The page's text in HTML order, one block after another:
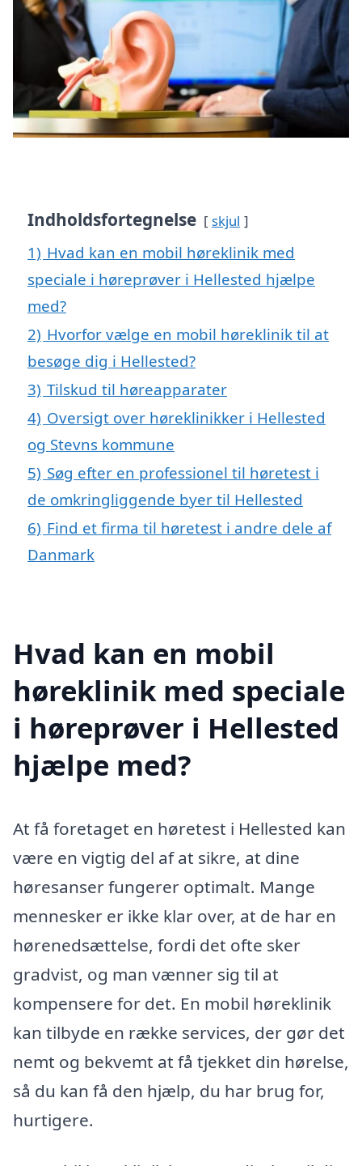
Indholdsfortegnelse skjul
1) Hvad kan en mobil høreklinik med
speciale i høreprøver i Hellested hjælpe
med?
2) Hvorfor vælge en mobil høreklinik til at
besøge dig i Hellested?
3) Tilskud til høreapparater
4) Oversigt over høreklinikker i Hellested
og Stevns kommune
5) Søg efter en professionel til høretest i
de omkringliggende byer til Hellested
6) Find et firma til høretest i andre dele af
Danmark
Hvad kan en mobil
høreklinik med speciale
i høreprøver i Hellested
hjælpe med?
At få foretaget en høretest i Hellested kan
være en vigtig del af at sikre, at dine
høresanser fungerer optimalt. Mange
mennesker er ikke klar over, at de har en
hørenedsættelse, fordi det ofte sker
gradvist, og man vænner sig til at
kompensere for det. En mobil høreklinik
kan tilbyde en række services, der gør det
nemt og bekvemt at få tjekket din hørelse,
så du kan få den hjælp, du har brug for,
hurtigere.